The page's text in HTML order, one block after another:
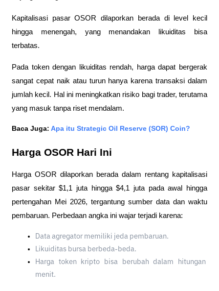
Kapitalisasi pasar OSOR dilaporkan berada di level kecil
hingga menengah, yang menandakan likuiditas bisa
terbatas.
Pada token dengan likuiditas rendah, harga dapat bergerak
sangat cepat naik atau turun hanya karena transaksi dalam
jumlah kecil. Hal ini meningkatkan risiko bagi trader, terutama
yang masuk tanpa riset mendalam.
Baca Juga: Apa itu Strategic Oil Reserve (SOR) Coin?
Harga OSOR Hari Ini
Harga OSOR dilaporkan berada dalam rentang kapitalisasi
pasar sekitar $1,1 juta hingga $4,1 juta pada awal hingga
pertengahan Mei 2026, tergantung sumber data dan waktu
pembaruan. Perbedaan angka ini wajar terjadi karena:
Data agregator memiliki jeda pembaruan.
Likuiditas bursa berbeda-beda.
Harga token kripto bisa berubah dalam hitungan
menit.